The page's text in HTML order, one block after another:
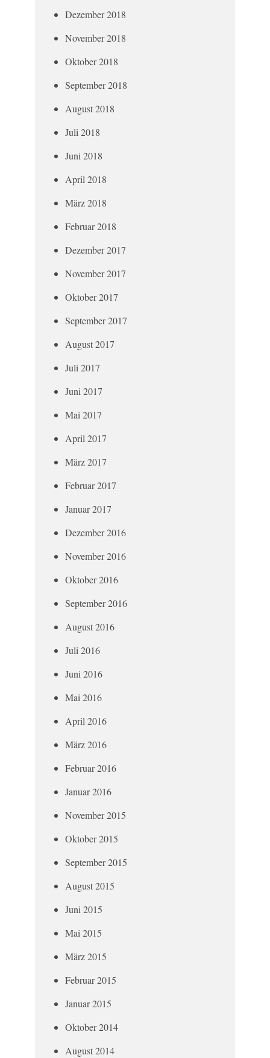
Dezember 2018
November 2018
Oktober 2018
September 2018
August 2018
Juli 2018
Juni 2018
April 2018
März 2018
Februar 2018
Dezember 2017
November 2017
Oktober 2017
September 2017
August 2017
Juli 2017
Juni 2017
Mai 2017
April 2017
März 2017
Februar 2017
Januar 2017
Dezember 2016
November 2016
Oktober 2016
September 2016
August 2016
Juli 2016
Juni 2016
Mai 2016
April 2016
März 2016
Februar 2016
Januar 2016
November 2015
Oktober 2015
September 2015
August 2015
Juni 2015
Mai 2015
März 2015
Februar 2015
Januar 2015
Oktober 2014
August 2014